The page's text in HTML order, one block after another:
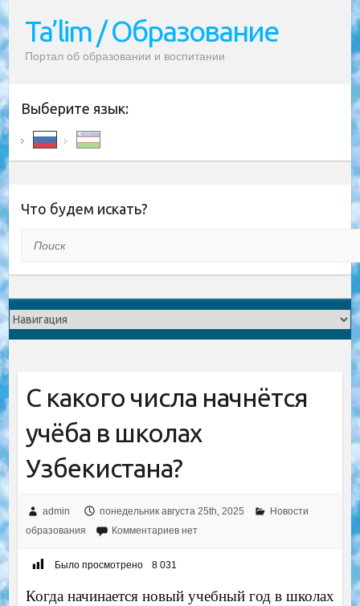
Ta’lim / Образование
Портал об образовании и воспитании
Выберите язык:
Что будем искать?
С какого числа начнётся
учёба в школах
Узбекистана?
admin понедельник августа 25th, 2025
Новости
образования
Комментариев нет
Было просмотрено 8 031
Когда начинается новый учебный год в школах